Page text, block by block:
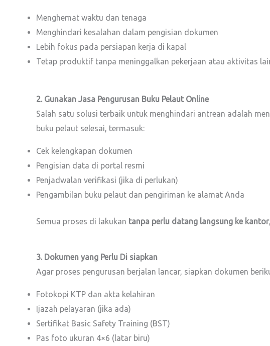
Menghemat waktu dan tenaga
Menghindari kesalahan dalam pengisian dokumen
Lebih fokus pada persiapan kerja di kapal
Tetap produktif tanpa meninggalkan pekerjaan atau aktivitas
2. Gunakan Jasa Pengurusan Buku Pelaut Online
Salah satu solusi terbaik untuk menghindari antrean adalah
buku pelaut selesai, termasuk:
Cek kelengkapan dokumen
Pengisian data di portal resmi
Penjadwalan verifikasi (jika di perlukan)
Pengambilan buku pelaut dan pengiriman ke alamat Anda
Semua proses di lakukan tanpa perlu datang langsung ke kantor
3. Dokumen yang Perlu Di siapkan
Agar proses pengurusan berjalan lancar, siapkan dokumen
Fotokopi KTP dan akta kelahiran
Ijazah pelayaran (jika ada)
Sertifikat Basic Safety Training (BST)
Pas foto ukuran 4×6 (latar biru)